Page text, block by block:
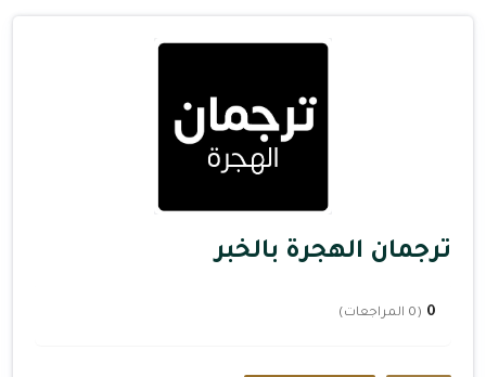
ترجمان الهجرة بالخبر
0 (0 المراجعات)